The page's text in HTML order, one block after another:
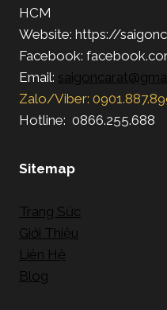
HCM
Website: https://
Facebook:
Email:
Zalo/Viber:
Hotline: 0866.255.688
Sitemap
Trang Sức
Giới Thiệu
Liên Hệ
Blog